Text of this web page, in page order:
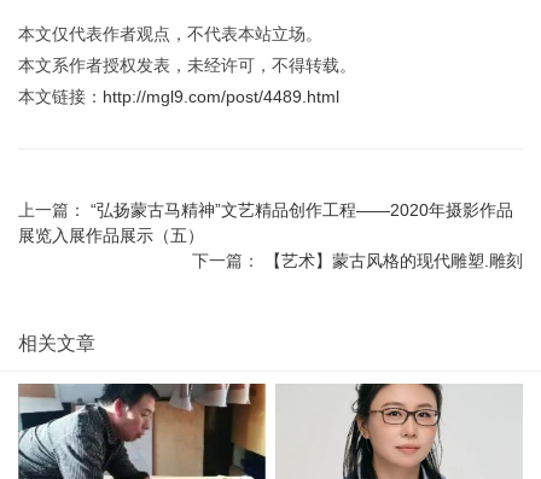
本文仅代表作者观点，不代表本站立场。
本文系作者授权发表，未经许可，不得转载。
本文链接： http://mgl9.com/post/4489.html
上一篇： “弘扬蒙古马精神”文艺精品创作工程——2020年摄影作品
展览入展作品展示（五）
下一篇：
【艺术】蒙古风格的现代雕塑.雕刻
相关文章